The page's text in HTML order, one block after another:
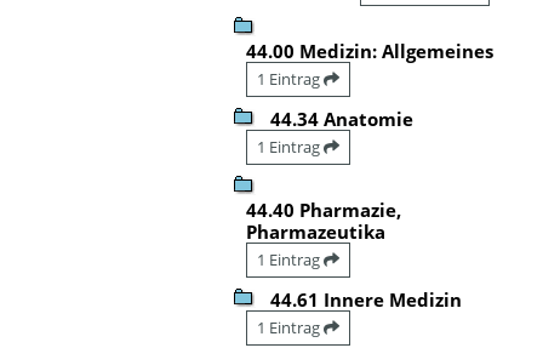
44.00 Medizin: Allgemeines
1 Eintrag
44.34 Anatomie
1 Eintrag
44.40 Pharmazie,
Pharmazeutika
1 Eintrag
44.61 Innere Medizin
1 Eintrag